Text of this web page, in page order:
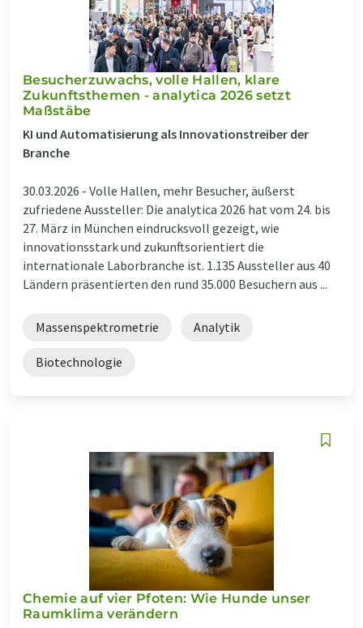
Besucherzuwachs, volle Hallen, klare
Zukunftsthemen - analytica 2026 setzt
Maßstäbe
KI und Automatisierung als Innovationstreiber der
Branche
30.03.2026 - Volle Hallen, mehr Besucher, äußerst
zufriedene Aussteller: Die analytica 2026 hat vom 24. bis
27. März in München eindrucksvoll gezeigt, wie
innovationsstark und zukunftsorientiert die
internationale Laborbranche ist. 1.135 Aussteller aus 40
Ländern präsentierten den rund 35.000 Besuchern aus ...
Massenspektrometrie Analytik
Biotechnologie
Chemie auf vier Pfoten: Wie Hunde unser
Raumklima verändern